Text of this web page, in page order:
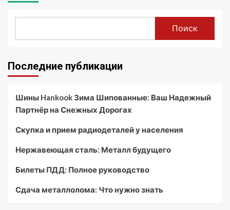
Поиск
Последние публикации
Шины Hankook Зима Шипованные: Ваш Надежный
Партнёр на Снежных Дорогах
Скупка и прием радиодеталей у населения
Нержавеющая сталь: Металл будущего
Билеты ПДД: Полное руководство
Сдача металлолома: Что нужно знать